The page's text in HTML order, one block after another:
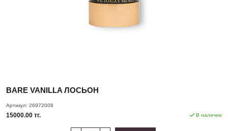
BARE VANILLA ЛОСЬОН
Артикул: 26972008
15000.00 тг. В наличии